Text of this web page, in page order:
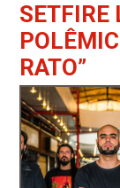
SETFIRE
RATO”